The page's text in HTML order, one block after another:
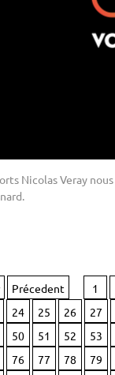
Nicolas Veray
Précedent 1
24 25 26 27
50 51 52 53
76 77 78 79